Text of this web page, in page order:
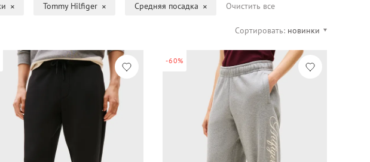
Tommy Hilfiger Средняя посадка Очистить все
Сортировать: новинки
-60%